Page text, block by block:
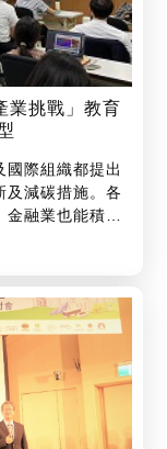
業挑戰」教育
國際組織都提出
及減碳措施。各
金融業也能積極
的產業效應。
動社會長程、前
織等相關利害方
大風險中心與富
倡議，並提供
金融等跨領域議